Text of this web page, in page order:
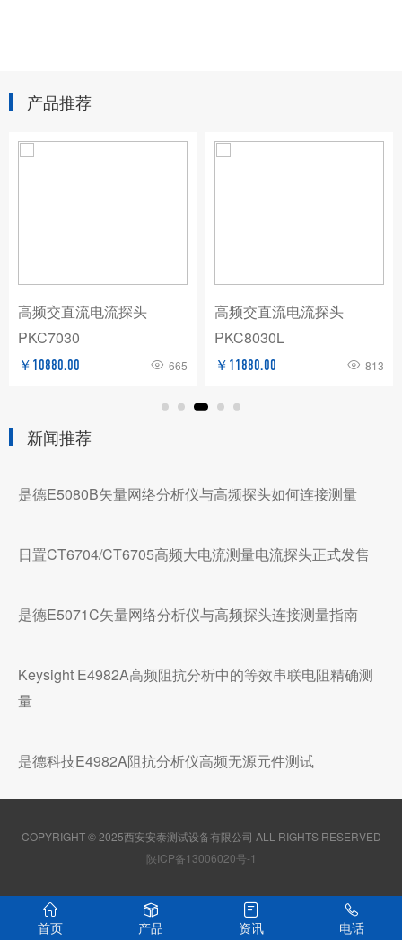
产品推荐
高频交直流电流探头
PKC7030
￥10880.00 665
高频交直流电流探头
PKC8030L
￥11880.00 813
新闻推荐
是德E5080B矢量网络分析仪与高频探头如何连接测量
日置CT6704/CT6705高频大电流测量电流探头正式发售
是德E5071C矢量网络分析仪与高频探头连接测量指南
Keysight E4982A高频阻抗分析中的等效串联电阻精确测
量
是德科技E4982A阻抗分析仪高频无源元件测试
COPYRIGHT © 2025西安安泰测试设备有限公司 ALL RIGHTS RESERVED
陕ICP备13006020号-1
首页 产品 资讯 电话